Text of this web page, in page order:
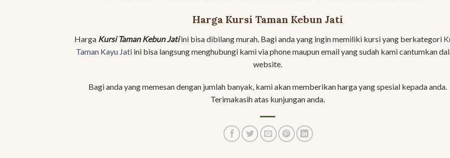
Harga Kursi Taman Kebun Jati
Harga Kursi Taman Kebun Jatiini bisa dibilang murah. Bagi anda yang ingin memiliki kursi yang berkategori
Taman Kayu Jatiini bisa langsung menghubungi kami via phone maupun email yang sudah kami cantumkan
website.
Bagi anda yang memesan dengan jumlah banyak, kami akan memberikan harga yang spesial kepada anda.
Terimakasih atas kunjungan anda.